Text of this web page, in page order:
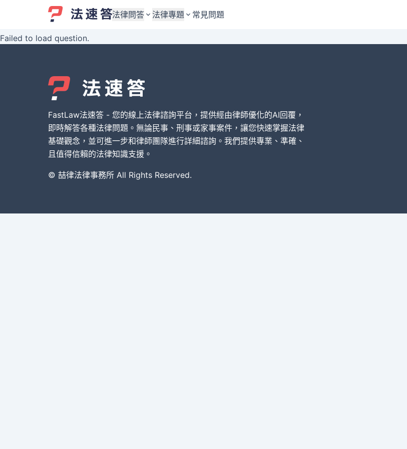
法律問答
婚姻與監護權
債務與債權
刑事犯罪案件
其他案件類型
法律專題
婚姻與監護權
債務與債權
刑事犯罪案件
其他案件類型
常見問題
Failed to load question.
FastLaw法速答 - 您的線上法律諮詢平台，提供經由律師優化的AI回覆，
即時解答各種法律問題。無論民事、刑事或家事案件，讓您快速掌握法律
基礎觀念，並可進一步和律師團隊進行詳細諮詢。我們提供專業、準確、
且值得信賴的法律知識支援。
© 喆律法律事務所 All Rights Reserved.